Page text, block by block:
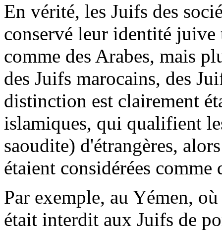
En vérité, les Juifs des
conservé leur identité juive
comme des Arabes, mais
des Juifs marocains, des
distinction est clairement
islamiques, qui qualifient
saoudite) d'étrangères,
étaient considérées comme
Par exemple, au Yémen,
était interdit aux Juifs de